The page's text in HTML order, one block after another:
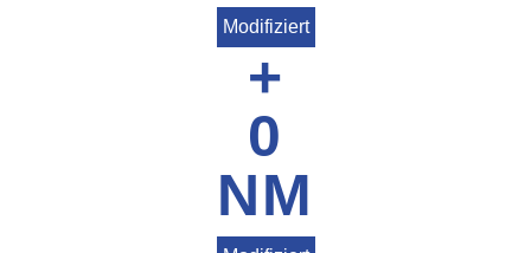
Modifiziert
+
0
NM